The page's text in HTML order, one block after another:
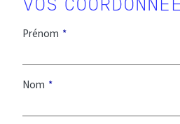
Prénom
Nom